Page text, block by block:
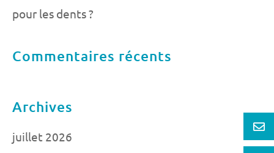
pour les dents ?
Commentaires récents
Archives
juillet 2026